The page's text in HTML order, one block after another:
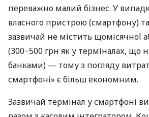
переважно малий бізнес. У
власного пристрою (смартфону)
зазвичай не містить щомісячної
(300−500 грн як у терміналах, що
банками) — тому з погляду
смартфоні» є більш економним.
Зазвичай термінал у смартфоні